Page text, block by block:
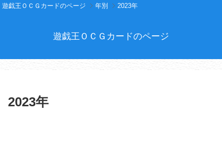
遊戯王ＯＣＧカードのページ 年別 2023年
遊戯王ＯＣＧカードのページ
2023年